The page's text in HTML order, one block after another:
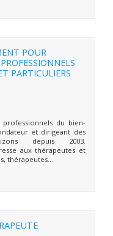
POUR
PARTICULIERS
du bien-
et dirigeant des
depuis 2003.
aux thérapeutes et
thérapeutes...